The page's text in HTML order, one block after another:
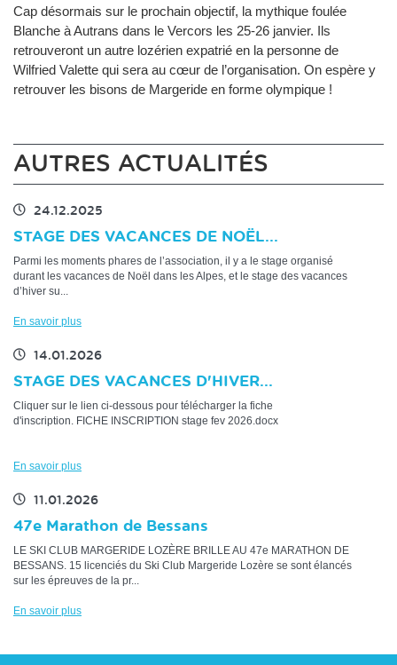
Cap désormais sur le prochain objectif, la mythique foulée
Blanche à Autrans dans le Vercors les 25-26 janvier. Ils
retrouveront un autre lozérien expatrié en la personne de
Wilfried Valette qui sera au cœur de l’organisation. On espère y
retrouver les bisons de Margeride en forme olympique !
AUTRES ACTUALITÉS
24.12.2025
STAGE DES VACANCES DE NOËL...
Parmi les moments phares de l’association, il y a le stage organisé
durant les vacances de Noël dans les Alpes, et le stage des vacances
d’hiver su...
En savoir plus
14.01.2026
STAGE DES VACANCES D'HIVER...
Cliquer sur le lien ci-dessous pour télécharger la fiche
d'inscription. FICHE INSCRIPTION stage fev 2026.docx
En savoir plus
11.01.2026
47e Marathon de Bessans
LE SKI CLUB MARGERIDE LOZÈRE BRILLE AU 47e MARATHON DE
BESSANS. 15 licenciés du Ski Club Margeride Lozère se sont élancés
sur les épreuves de la pr...
En savoir plus